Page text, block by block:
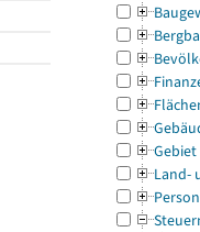
Gebiet
Land-